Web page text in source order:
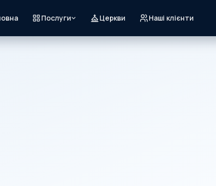
Послуги Церкви Наші клієнти